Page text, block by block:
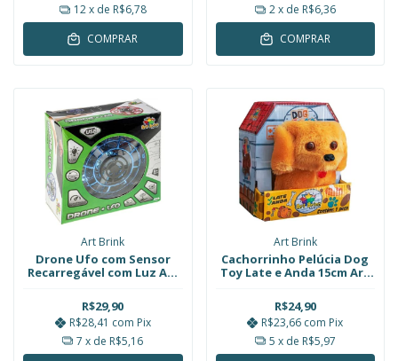
12x de R$6,78
COMPRAR
2x de R$6,36
COMPRAR
Art Brink
Drone Ufo com Sensor
Recarregável com Luz Art
R$29,90
R$28,41 com Pix
7 x de R$5,16
Art Brink
Cachorrinho Pelúcia Dog
Toy Late e Anda 15cm Art
R$24,90
R$23,66 com Pix
5 x de R$5,97